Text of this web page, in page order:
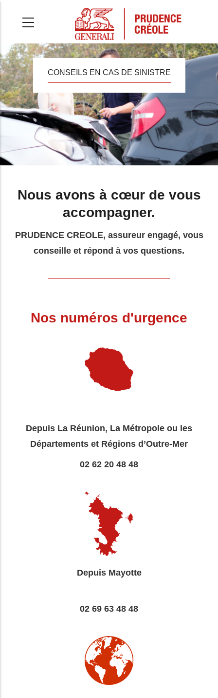
principal
CONSEILS EN CAS DE SINISTRE
Nous avons à cœur de vous
accompagner.
PRUDENCE CREOLE, assureur engagé, vous
conseille et répond à vos questions.
Nos numéros d'urgence
Depuis La Réunion, La Métropole ou les
Départements et Régions d’Outre-Mer
02 62 20 48 48
Depuis Mayotte
02 69 63 48 48